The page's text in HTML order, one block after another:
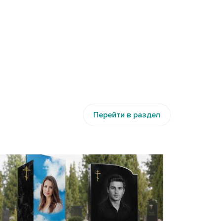
Перейти в раздел